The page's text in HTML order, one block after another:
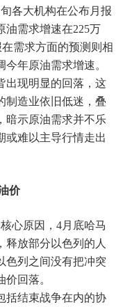
各大机构在公布月报
油需求增速在225万
需求方面的预测则相
年原油需求增速。
出现明显的回落，这
制造业依旧低迷，叠
暗示原油需求并不乐
或难以主导行情走出
价
心原因，4月底哈马
释放部分以色列的人
色列之间没有把冲突
回落。
括结束战争在内的协